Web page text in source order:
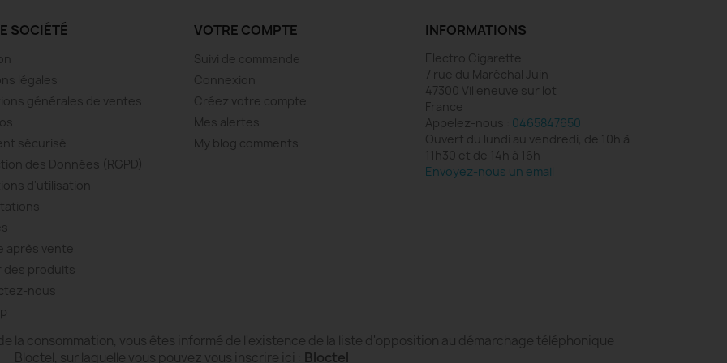
cela pourrait limiter la réduction de déchets à long terme.
large — dépend des marchés et de la distribution locale.
puissants (mods, box sub-ohm). AVM n’est pas conçue pour les gros nuages ou la vape
avec le temps — mais c’est le cas de toute batterie.
peut être frustrant dans certaines conditions.
passer à la vape sans se perdre dans la technique.
juste un “aspirez et ça marche”.
transporter plusieurs équipements.
sophistiqué ou extrême — pour eux, les mods, atomiseurs reconstructibles ou box haut de gamme
SOCIÉTÉ
légales
générales de ventes
sécurisé
des Données (RGPD)
d'utilisation
après vente
des produits
nous
VOTRE COMPTE
Suivi de commande
Connexion
Créez votre compte
Mes alertes
My blog comments
INFORMATIONS
Electro Cigarette
7 rue du Maréchal Juin
47300 Villeneuve sur lot
France
Appelez-nous : 0465847650
Ouvert du lundi au vendredi, de 10h à
11h30 et de 14h à 16h
Envoyez-nous un email
la consommation, vous êtes informé de l'existence de la liste d'opposition au démarchage téléphonique
Bloctel, sur laquelle vous pouvez vous inscrire ici : Bloctel